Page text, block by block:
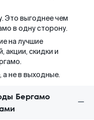
Это выгоднее чем
в одну сторону.
на лучшие
акции, скидки и
а не в выходные.
Бергамо